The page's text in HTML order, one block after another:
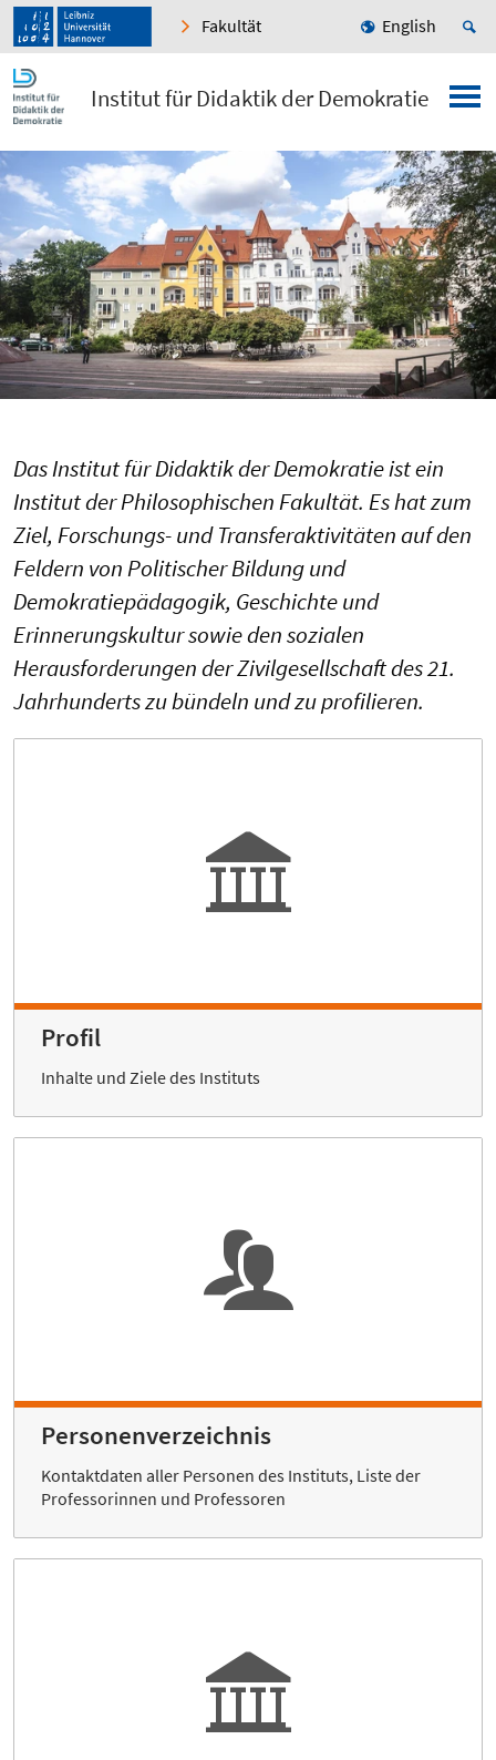
Fakultät English
Institut für Didaktik der Demokratie
Das Institut für Didaktik der Demokratie ist ein
Institut der Philosophischen Fakultät. Es hat zum
Ziel, Forschungs- und Transferaktivitäten auf den
Feldern von Politischer Bildung und
Demokratiepädagogik, Geschichte und
Erinnerungskultur sowie den sozialen
Herausforderungen der Zivilgesellschaft des 21.
Jahrhunderts zu bündeln und zu profilieren.
Profil
Inhalte und Ziele des Instituts
Personenverzeichnis
Kontaktdaten aller Personen des Instituts, Liste der
Professorinnen und Professoren